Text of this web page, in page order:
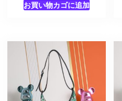
お買い物カゴに追加